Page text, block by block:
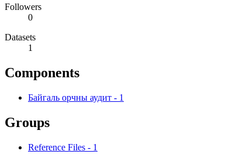
Followers
0
Datasets
1
Components
Байгаль орчны аудит - 1
Groups
Reference Files - 1